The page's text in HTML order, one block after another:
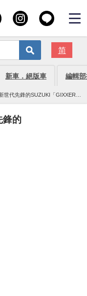
简
新車．絕版車 編輯
世代先鋒的SUZUKI「GIXXER
鋒的